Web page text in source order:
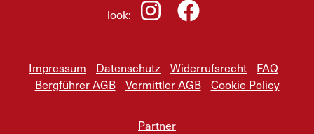
look:
Impressum Datenschutz Widerrufsrecht
FAQ
Bergführer AGB
Vermittler AGB Cookie Policy
Partner